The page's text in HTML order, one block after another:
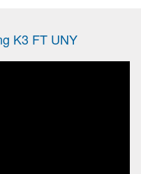
K3 FT UNY